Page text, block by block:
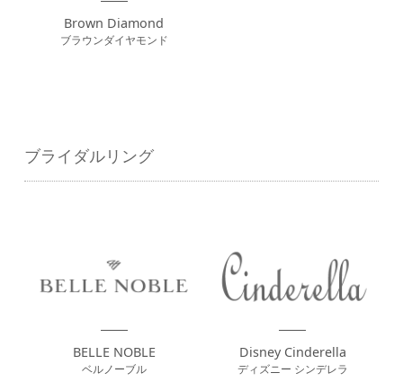
Brown Diamond
ブラウンダイヤモンド
ブライダルリング
BELLE NOBLE
ベルノーブル
Disney Cinderella
ディズニー シンデレラ